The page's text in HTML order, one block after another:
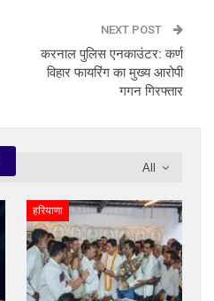
NEXT POST
करनाल पुलिस एनकाउंटर: कर्ण
विहार फायरिंग का मुख्य आरोपी
गगन गिरफ्तार
All
हरियाणा